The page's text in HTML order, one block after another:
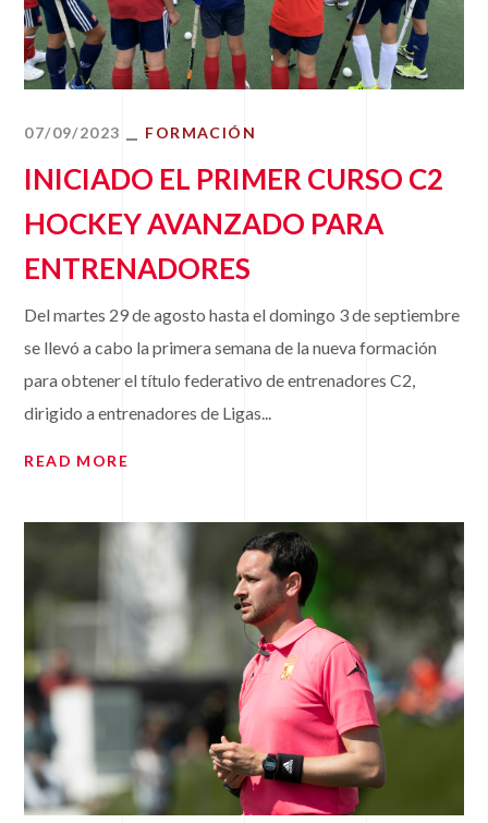
07/09/2023 FORMACIÓN
INICIADO EL PRIMER CURSO C2
HOCKEY AVANZADO PARA
ENTRENADORES
Del martes 29 de agosto hasta el domingo 3 de septiembre
se llevó a cabo la primera semana de la nueva formación
para obtener el título federativo de entrenadores C2,
dirigido a entrenadores de Ligas...
READ MORE